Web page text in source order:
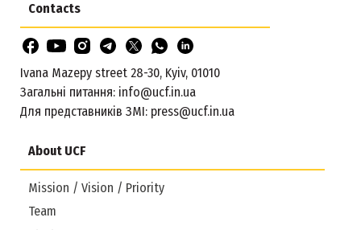
About UCF
Mission / Vision / Priority
Team
Contacts
Ivana Mazepy street 28-30, Kyiv, 01010
Загальні питання: info@ucf.in.ua
Для представників ЗМІ: press@ucf.in.ua